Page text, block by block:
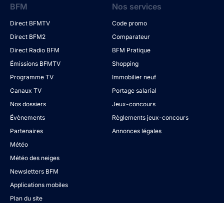
BFM
Direct BFMTV
Direct BFM2
Direct Radio BFM
Émissions BFMTV
Programme TV
Canaux TV
Nos dossiers
Évènements
Partenaires
Météo
Météo des neiges
Newsletters BFM
Applications mobiles
Plan du site
Nos services
Code promo
Comparateur
BFM Pratique
Shopping
Immobilier neuf
Portage salarial
Jeux-concours
Règlements jeux-concours
Annonces légales